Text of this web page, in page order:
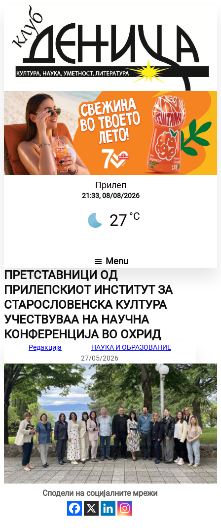
Прилеп
21:33,08/08/2026
27 °C
Menu
ПРЕТСТАВНИЦИ ОД
ПРИЛЕПСКИОТ ИНСТИТУТ ЗА
СТАРОСЛОВЕНСКА КУЛТУРА
УЧЕСТВУВАА НА НАУЧНА
КОНФЕРЕНЦИЈА ВО ОХРИД
Редакција
НАУКА И ОБРАЗОВАНИЕ
27/05/2026
Сподели на социјалните мрежи